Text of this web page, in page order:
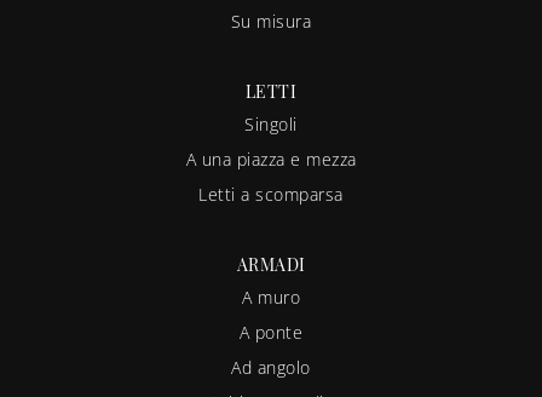
Su misura
LETTI
Singoli
A una piazza e mezza
Letti a scomparsa
ARMADI
A muro
A ponte
Ad angolo